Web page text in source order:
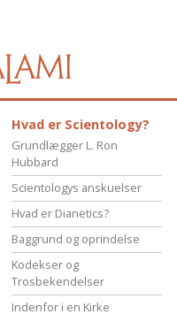
Hvad er Scientology?
Grundlægger L. Ron
Hubbard
Scientologys anskuelser
Hvad er Dianetics?
Baggrund og oprindelse
Kodekser og
Trosbekendelser
Indenfor i en Kirke